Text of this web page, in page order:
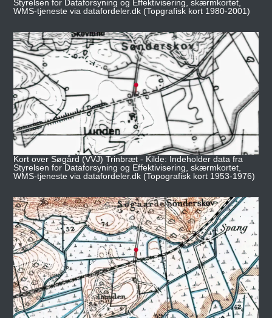
Styrelsen for Dataforsyning og Effektivisering, skærmkortet,
WMS-tjeneste via datafordeler.dk (Topgrafisk kort 1980-2001)
Kort over Søgård (VVJ) Trinbræt - Kilde: Indeholder data fra
Styrelsen for Dataforsyning og Effektivisering, skærmkortet,
WMS-tjeneste via datafordeler.dk (Topografisk kort 1953-1976)